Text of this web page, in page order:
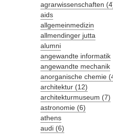
agrarwissenschaften
aids
allgemeinmedizin
allmendinger jutta
alumni
angewandte informatik
angewandte mechanik
anorganische chemie
architektur (12)
architekturmuseum (7)
astronomie (6)
athens
audi (6)